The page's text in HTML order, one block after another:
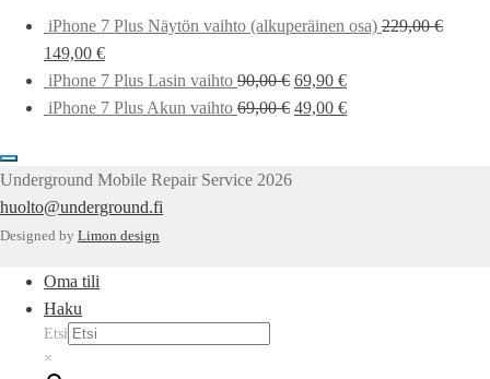
iPhone 7 Plus Näytön vaihto (alkuperäinen osa) 229,00€
149,00 €
iPhone 7 Plus Lasin vaihto 90,00€ 69,90 €
iPhone 7 Plus Akun vaihto 69,00€ 49,00 €
Underground Mobile Repair Service 2026
huolto@underground.fi
Designed by Limon design
Oma tili
Haku
Etsi
×